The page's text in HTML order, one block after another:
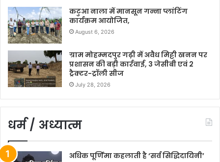
कटुआ नाला में मानसून गन्ना प्लांटिंग
कार्यक्रम आयोजित,
August 6, 2026
ग्राम मोहम्मदपुर गढ़ी में अवैध मिट्टी खनन पर
प्रशासन की बड़ी कार्रवाई, 3 जेसीबी एवं 2
ट्रैक्टर-ट्रॉली सीज
July 28, 2026
धर्म / अध्यात्म
अधिक पूर्णिमा कहलाती है ‘सर्व सिद्धिदायिनी’